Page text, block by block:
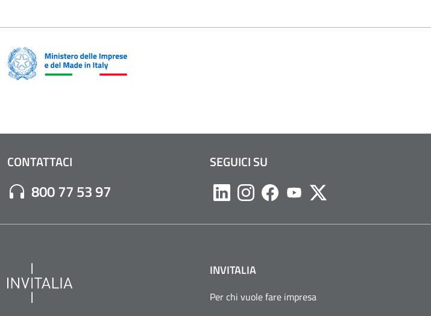
CONTATTACI
Numero di Telefono:
800 77 53 97
SEGUICI SU
LikedinInstagram
Facebook
YoutubeTwitter
INVITALIA
Per chi vuole fare impresa